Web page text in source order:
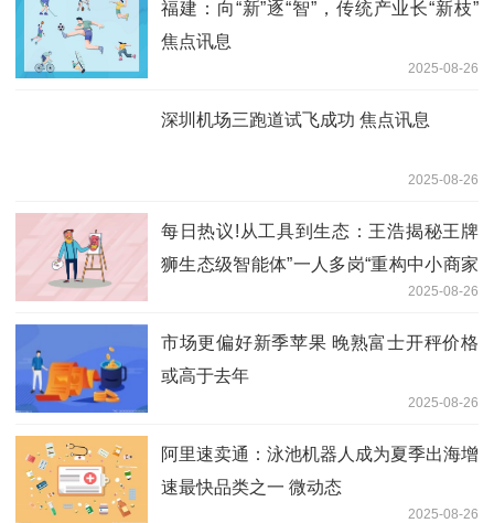
福建：向“新”逐“智”，传统产业长“新枝”
焦点讯息
2025-08-26
深圳机场三跑道试飞成功 焦点讯息
2025-08-26
每日热议!从工具到生态：王浩揭秘王牌
狮生态级智能体”一人多岗“重构中小商家
2025-08-26
市场更偏好新季苹果 晚熟富士开秤价格
或高于去年
2025-08-26
阿里速卖通：泳池机器人成为夏季出海增
速最快品类之一 微动态
2025-08-26